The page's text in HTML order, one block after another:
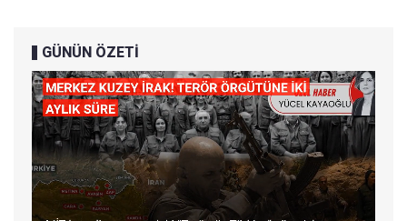
GÜNÜN ÖZETİ